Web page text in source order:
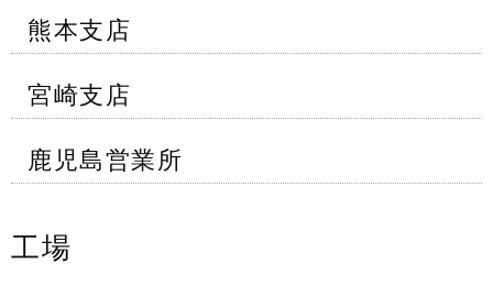
熊本支店
宮崎支店
鹿児島営業所
工場